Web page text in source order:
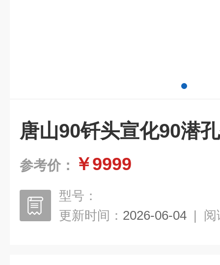
唐山90钎头宣化90潜
参考价： ￥9999
型号：
更新时间： 2026-06-04 | 阅